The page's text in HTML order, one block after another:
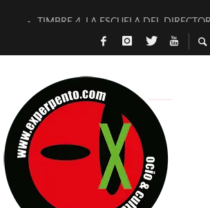
TIMBRE 4, LA ESCUELA DEL
30 AÑOS (NO ES NADA) DE LA
D’BALDOMEROS REINVENTAN
MARSHALL FLASH PRESENTA EN
JOFRE BARDAGÍ EN EXVITA
YORCH PRESENTA [CURSO DE
MAGALÍ SARE NOS EXPLICA